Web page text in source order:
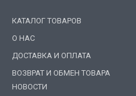
КАТАЛОГ ТОВАРОВ
О НАС
ДОСТАВКА И ОПЛАТА
ВОЗВРАТ И ОБМЕН ТОВАРА
НОВОСТИ